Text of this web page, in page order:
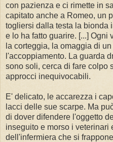
con pazienza e ci rimette in
capitato anche a Romeo, un
togliersi dalla testa la bionda
e lo ha fatto guarire. [...] Ogni
la corteggia, la omaggia di
l'accoppiamento. La guarda
sono soli, cerca di fare colpo
approcci inequivocabili.
E' delicato, le accarezza i
lacci delle sue scarpe. Ma
di dover difendere l'oggetto
inseguito e morso i veterinari
dell'infermiera che si